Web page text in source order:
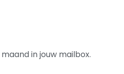
in jouw mailbox.